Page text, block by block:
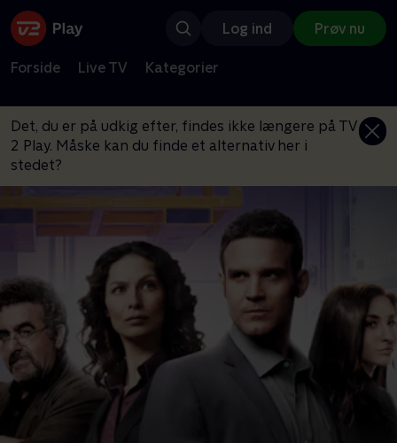
Log ind Prøv nu
Forside Live TV Kategorier
Det, du er på udkig efter, findes ikke længere på TV
2 Play. Måske kan du finde et alternativ her i
stedet?